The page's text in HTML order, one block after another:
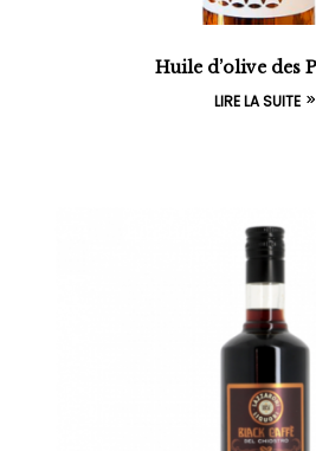
Huile d’olive des
LIRE LA SUITE